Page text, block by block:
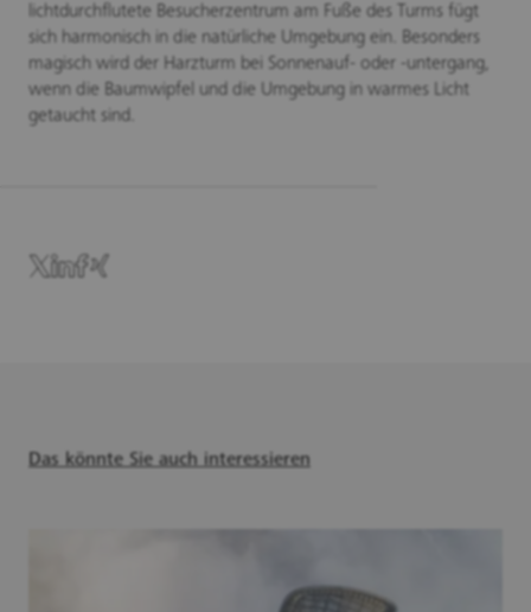
lichtdurchflutete Besucherzentrum am Fuße des Turms fügt
sich harmonisch in die natürliche Umgebung ein. Besonders
magisch wird der Harzturm bei Sonnenauf- oder -untergang,
wenn die Baumwipfel und die Umgebung in warmes Licht
getaucht sind.
Das könnte Sie auch interessieren